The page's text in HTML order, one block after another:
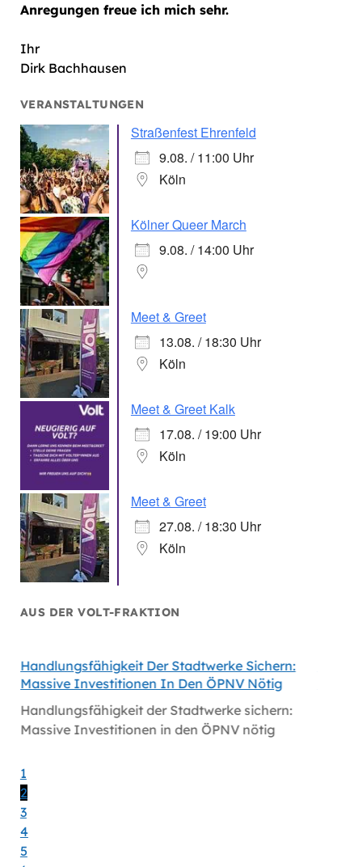
Anregungen freue ich mich sehr.
Ihr
Dirk Bachhausen
VERANSTALTUNGEN
Straßenfest Ehrenfeld
9.08. / 11:00 Uhr
Köln
Kölner Queer March
9.08. / 14:00 Uhr
Meet & Greet
13.08. / 18:30 Uhr
Köln
Meet & Greet Kalk
17.08. / 19:00 Uhr
Köln
Meet & Greet
27.08. / 18:30 Uhr
Köln
AUS DER VOLT-FRAKTION
Handlungsfähigkeit Der Stadtwerke Sichern:
Massive Investitionen In Den ÖPNV Nötig
Handlungsfähigkeit der Stadtwerke sichern:
Massive Investitionen in den ÖPNV nötig
1
2
3
4
5